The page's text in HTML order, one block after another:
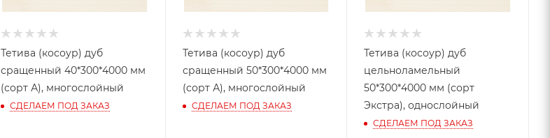
Тетива (косоур) дуб
сращенный 40*300*4000 мм
(сорт А), многослойный
СДЕЛАЕМ ПОД ЗАКАЗ
Тетива (косоур) дуб
сращенный 50*300*4000 мм
(сорт А), многослойный
СДЕЛАЕМ ПОД ЗАКАЗ
Тетива (косоур) дуб
цельноламельный
50*300*4000 мм (сорт
Экстра), однослойный
СДЕЛАЕМ ПОД ЗАКАЗ